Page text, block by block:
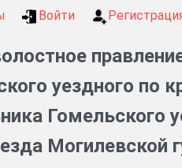
Войти
уездного по
Гомельского
Могилевской